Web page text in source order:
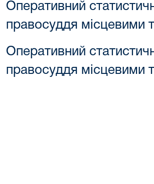
Оперативний
правосуддя місцевими
Оперативний
правосуддя місцевими